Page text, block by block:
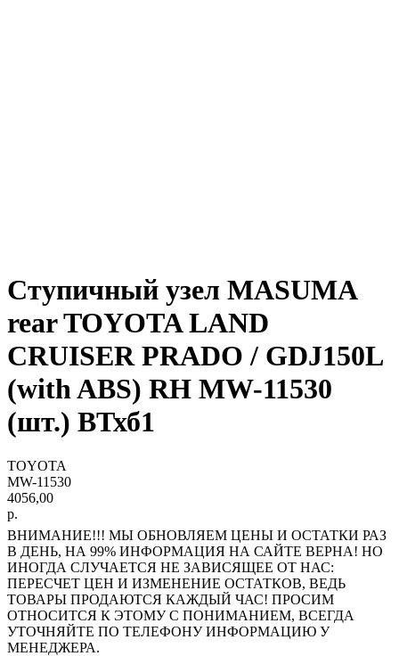
Ступичный узел MASUMA
rear TOYOTA LAND
CRUISER PRADO / GDJ150L
(with ABS) RH MW-11530
(шт.) ВТхб1
TOYOTA
MW-11530
4056,00
р.
ВНИМАНИЕ!!! МЫ ОБНОВЛЯЕМ ЦЕНЫ И ОСТАТКИ РАЗ
В ДЕНЬ, НА 99% ИНФОРМАЦИЯ НА САЙТЕ ВЕРНА! НО
ИНОГДА СЛУЧАЕТСЯ НЕ ЗАВИСЯЩЕЕ ОТ НАС:
ПЕРЕСЧЕТ ЦЕН И ИЗМЕНЕНИЕ ОСТАТКОВ, ВЕДЬ
ТОВАРЫ ПРОДАЮТСЯ КАЖДЫЙ ЧАС! ПРОСИМ
ОТНОСИТСЯ К ЭТОМУ С ПОНИМАНИЕМ, ВСЕГДА
УТОЧНЯЙТЕ ПО ТЕЛЕФОНУ ИНФОРМАЦИЮ У
МЕНЕДЖЕРА.